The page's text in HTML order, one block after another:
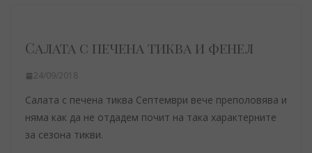
Салата с печена тиква и фенел
24/09/2018
Салата с печена тиква Септември вече преполовява и
няма как да не отдадем почит на така характерните
за сезона тикви.